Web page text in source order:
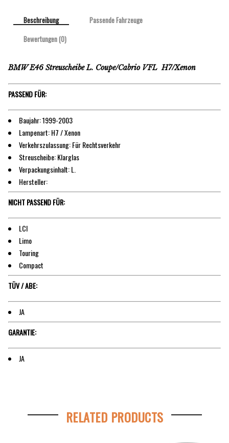
Beschreibung
Passende Fahrzeuge
Bewertungen (0)
BMW E46 Streuscheibe L. Coupe/Cabrio VFL H7/Xenon
PASSEND FÜR:
Baujahr: 1999-2003
Lampenart: H7 / Xenon
Verkehrszulassung: Für Rechtsverkehr
Streuscheibe: Klarglas
Verpackungsinhalt: L.
Hersteller:
NICHT PASSEND FÜR:
LCI
Limo
Touring
Compact
TÜV / ABE:
JA
GARANTIE:
JA
RELATED PRODUCTS